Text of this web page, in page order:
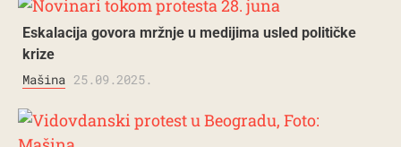
Eskalacija govora mržnje u medijima usled političke
krize
Mašina 25.09.2025.